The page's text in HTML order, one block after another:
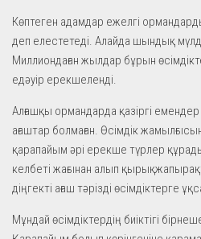
Көптеген адамдар ежелгі
деп елестетеді. Алайда шындық
Миллиондаған жылдар бұрын
едәуір ерекшеленді.
Алғашқы ормандарда қазіргі
ағаштар болмаған. Өсімдік
қарапайым әрі ерекше түрлер
келбеті жағынан алып
діңгекті ағаш тәрізді өсімдіктерге
Мұндай өсімдіктердің биіктігі